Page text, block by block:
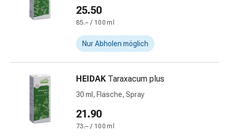
Zubehör
Schlauch-
Netzverbände
Sonnenbrand
Sets
Wundauflagen
25.50
85.– / 100 ml
Nur Abholen möglich
HEIDAK Taraxacum plus
30 ml, Flasche, Spray
21.90
73.– / 100 ml